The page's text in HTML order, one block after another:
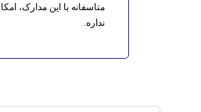
متاسفانه با این مدارک،
نداره.